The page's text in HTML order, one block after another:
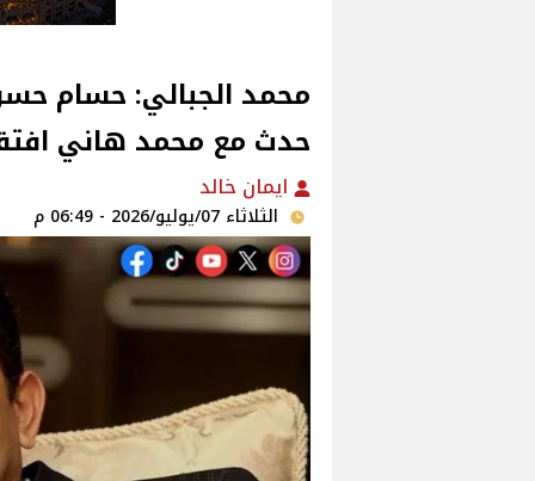
محمد الجبالي: حسام حسن
حدث مع محمد هاني
ايمان خالد
الثلاثاء 07/يوليو/2026 - 06:49 م